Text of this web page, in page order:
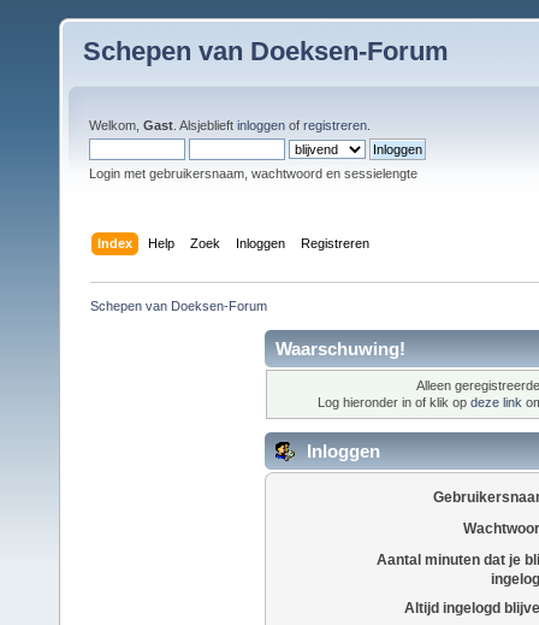
Schepen van Doeksen-Forum
Welkom, Gast . Alsjeblieft inloggen of registreren
Login met gebruikersnaam, wachtwoord en sessielengte
Index Help Zoek Inloggen Registreren
Schepen van Doeksen-Forum
Waarschuwing!
Alleen
Log hieronder in of klik op deze link
Inloggen
Aantal minuten dat je
Altijd ingelogd